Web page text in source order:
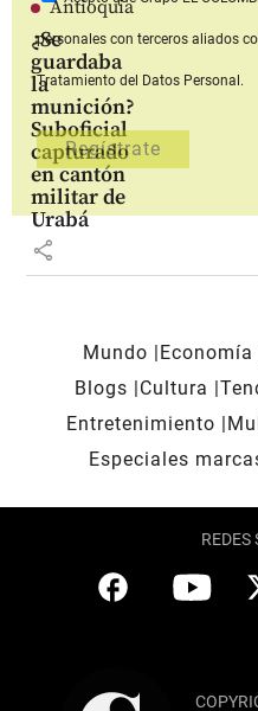
Antioquia
¿Se
guardaba
la
munición?
Suboficial
capturado
en cantón
militar de
Urabá
share
personales con terceros aliados
Tratamiento del Datos Personal.
Mundo Economía
Blogs
Cultura
Entretenimiento
Especiales
REDES